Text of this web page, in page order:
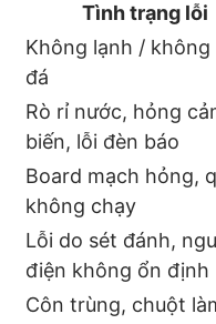
Tình trạng lỗi
Không lạnh / không
đá
Rò rỉ nước, hỏng
biến, lỗi đèn báo
Board mạch hỏng,
không chạy
Lỗi do sét đánh,
điện không ổn định
Côn trùng, chuột